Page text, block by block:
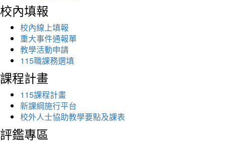
校內填報
校內線上填報
重大事件通報單
教學活動申請
115職課務選填
課程計畫
115課程計畫
新課綱施行平台
校外人士協助教學要點及課表
評鑑專區